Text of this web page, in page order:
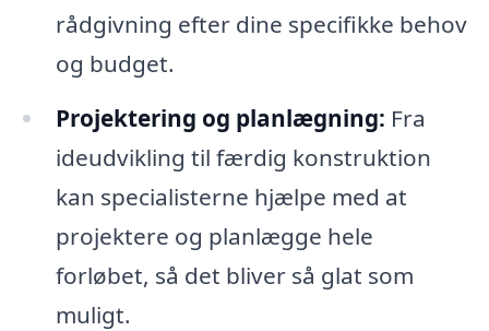
rådgivning efter dine specifikke behov
og budget.
Projektering og planlægning: Fra
ideudvikling til færdig konstruktion
kan specialisterne hjælpe med at
projektere og planlægge hele
forløbet, så det bliver så glat som
muligt.